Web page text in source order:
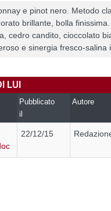
e pinot nero. Metodo
brillante, bolla
cedro candito, cioccolato
e sinergia fresco-salina
LUI
Pubblicato
il
Autore
22/12/15